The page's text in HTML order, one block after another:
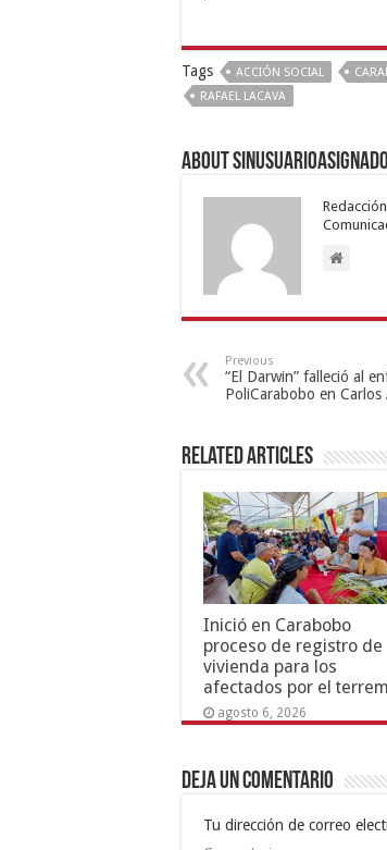
Tags ACCIÓN SOCIAL
RAFAEL LACAVA
About sinusuarioasignado
Previous
“El Darwin” falleció al
PoliCarabobo en Carlos
Related Articles
Inició en Carabobo
proceso de registro de
vivienda para los
afectados por el
agosto 6, 2026
Deja un comentario
Tu dirección de correo